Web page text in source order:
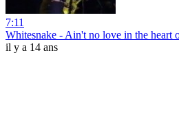
7:11
Whitesnake - Ain't no love in the heart
il y a 14 ans